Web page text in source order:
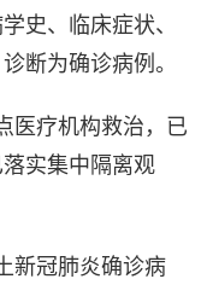
史、临床症状、
断为确诊病例。
医疗机构救治，已
实集中隔离观
新冠肺炎确诊病